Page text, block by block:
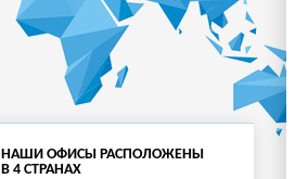
НАШИ ОФИСЫ РАСПОЛОЖЕНЫ
В 4 СТРАНАХ